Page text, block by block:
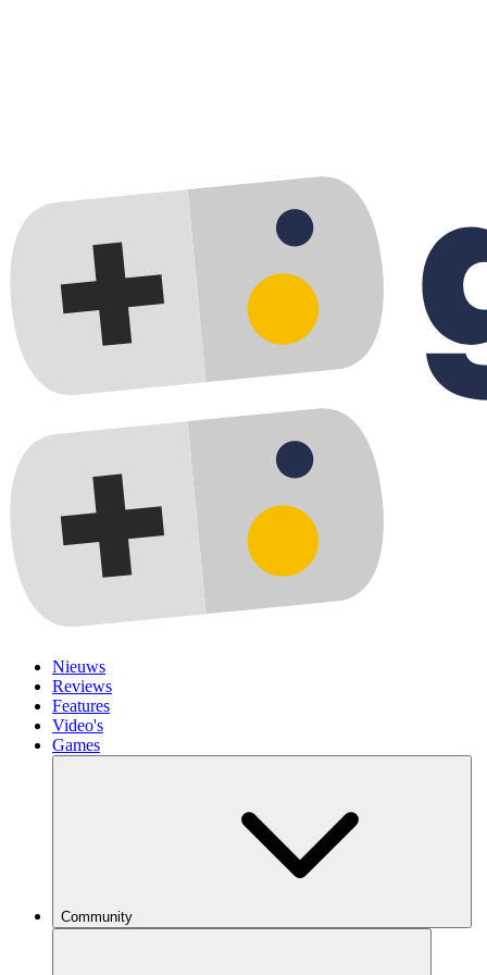
Nieuws
Reviews
Features
Video's
Games
Community